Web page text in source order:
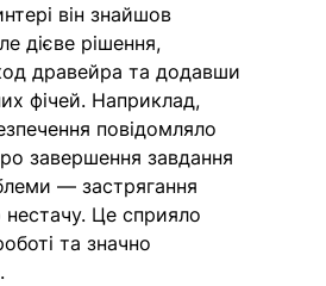
він знайшов
дієве рішення,
дравейра та додавши
фічей. Наприклад,
повідомляло
завершення завдання
— застрягання
Це сприяло
та значно